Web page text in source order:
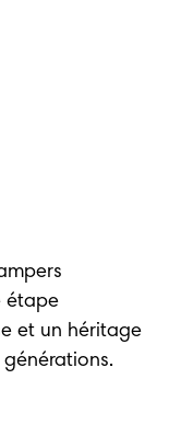
étape
et un héritage